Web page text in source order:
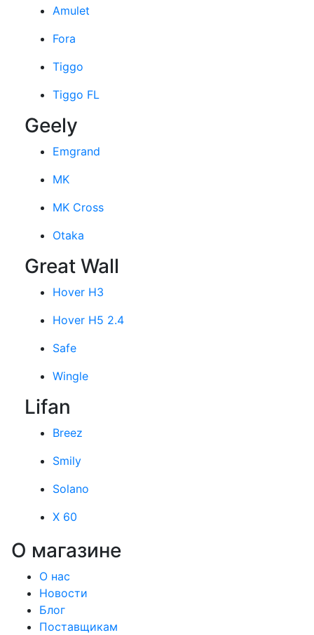
Amulet
Fora
Tiggo
Tiggo FL
Geely
Emgrand
MK
MK Cross
Otaka
Great Wall
Hover H3
Hover H5 2.4
Safe
Wingle
Lifan
Breez
Smily
Solano
X 60
О магазине
О нас
Новости
Блог
Поставщикам